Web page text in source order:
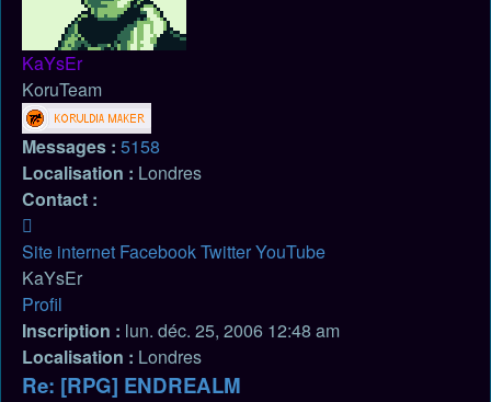
KaYsEr
KoruTeam
Messages : 5158
Localisation : Londres
Contact :
KaYsEr
Site internet FacebookTwitterYouTube
KaYsEr
Profil
Inscription : lun. déc. 25, 2006 12:48 am
Localisation : Londres
Re: [RPG] ENDREALM